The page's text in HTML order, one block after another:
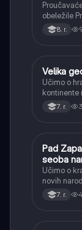
obeležile
8. r.
Istorija
Velika
Učimo o
kontinente
7. r.
Istorija
Pad
seoba
Učimo o
novih
7. r.